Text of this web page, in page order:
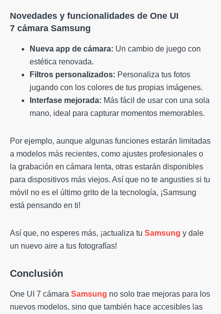
Novedades y funcionalidades de One UI
7 cámara Samsung
Nueva app de cámara: Un cambio de juego con
estética renovada.
Filtros personalizados: Personaliza tus fotos
jugando con los colores de tus propias imágenes.
Interfase mejorada: Más fácil de usar con una sola
mano, ideal para capturar momentos memorables.
Por ejemplo, aunque algunas funciones estarán limitadas
a modelos más recientes, como ajustes profesionales o
la grabación en cámara lenta, otras estarán disponibles
para dispositivos más viejos. Así que no te angusties si tu
móvil no es el último grito de la tecnología, ¡Samsung
está pensando en ti!
Así que, no esperes más, ¡actualiza tu Samsung y dale
un nuevo aire a tus fotografías!
Conclusión
One UI 7 cámara Samsung no solo trae mejoras para los
nuevos modelos, sino que también hace accesibles las